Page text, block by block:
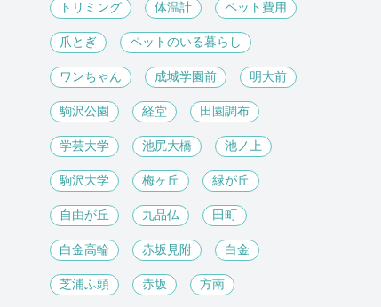
トリミング 体温計 ペット費用
爪とぎ ペットのいる暮らし
ワンちゃん 成城学園前 明大前
駒沢公園 経堂 田園調布
学芸大学 池尻大橋 池ノ上
駒沢大学 梅ヶ丘 緑が丘
自由が丘 九品仏 田町
白金高輪 赤坂見附 白金
芝浦ふ頭 赤坂 方南